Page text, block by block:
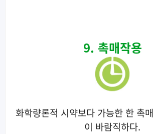
9. 촉매작용
화학량론적 시약보다 가능한 한 촉
이 바람직하다.